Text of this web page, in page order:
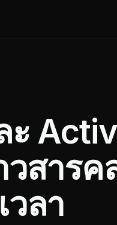
สารค
ลา